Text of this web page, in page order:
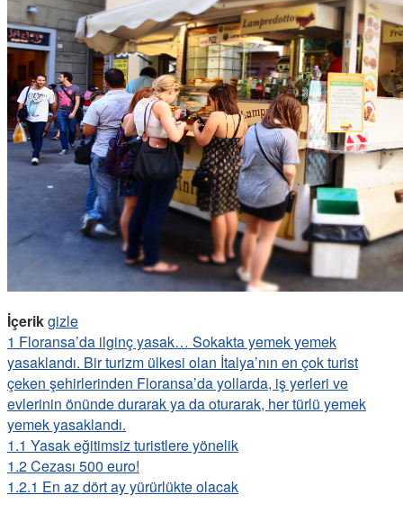
İçerikgizle
1 Floransa’da ilginç yasak… Sokakta yemek yemek
yasaklandı. Bir turizm ülkesi olan İtalya’nın en çok turist
çeken şehirlerinden Floransa’da yollarda, iş yerleri ve
evlerinin önünde durarak ya da oturarak, her türlü yemek
yemek yasaklandı.
1.1 Yasak eğitimsiz turistlere yönelik
1.2Cezası 500 euro!
1.2.1 En az dört ay yürürlükte olacak